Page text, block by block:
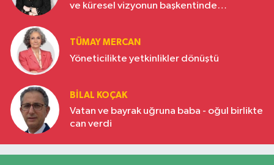
ve küresel vizyonun başkentinde
TÜMAY MERCAN
Yöneticilikte yetkinlikler dönüştü
BILAL KOÇAK
Vatan ve bayrak uğruna baba - oğul birlikte
can verdi